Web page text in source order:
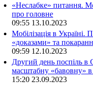
«Неслабке» питання.
про головне
09:55 13.10.2023
Мобілізація в Україні.
«доказами» та
09:59 12.10.2023
Другий день поспіль в
масштабну «бавовну»
15:20 23.09.2023